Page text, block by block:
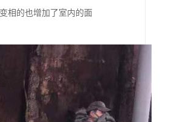
相的也增加了室内的面